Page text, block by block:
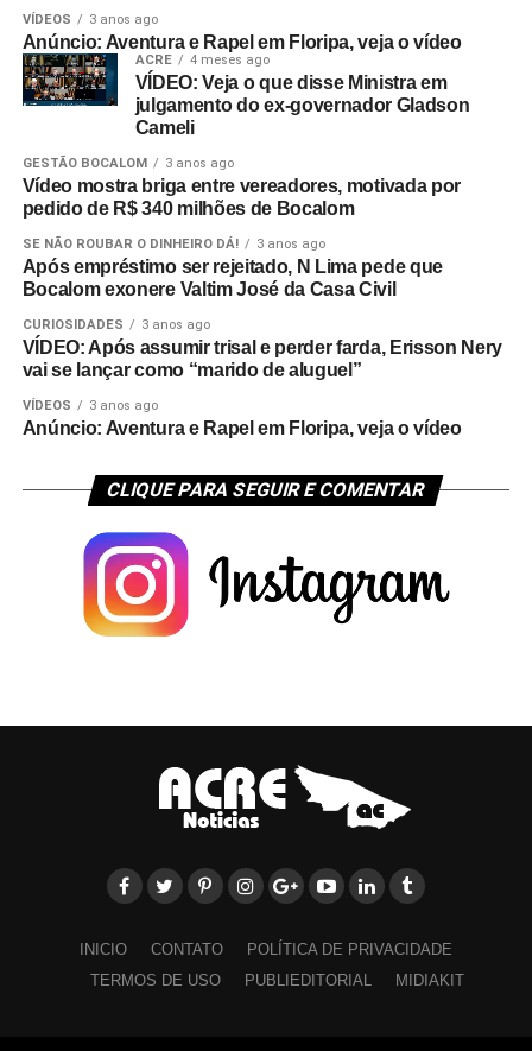
VÍDEOS 3 anos ago
Anúncio: Aventura e Rapel em Floripa, veja o vídeo
ACRE 4 meses ago
VÍDEO: Veja o que disse Ministra em
julgamento do ex-governador Gladson
Cameli
GESTÃO BOCALOM 3 anos ago
Vídeo mostra briga entre vereadores, motivada por
pedido de R$ 340 milhões de Bocalom
SE NÃO ROUBAR O DINHEIRO DÁ! 3 anos ago
Após empréstimo ser rejeitado, N Lima pede que
Bocalom exonere Valtim José da Casa Civil
CURIOSIDADES 3 anos ago
VÍDEO: Após assumir trisal e perder farda, Erisson Nery
vai se lançar como “marido de aluguel”
VÍDEOS 3 anos ago
Anúncio: Aventura e Rapel em Floripa, veja o vídeo
CLIQUE PARA SEGUIR E COMENTAR
INICIO CONTATO
POLÍTICA DE PRIVACIDADE
TERMOS DE USO
PUBLIEDITORIAL MIDIAKIT